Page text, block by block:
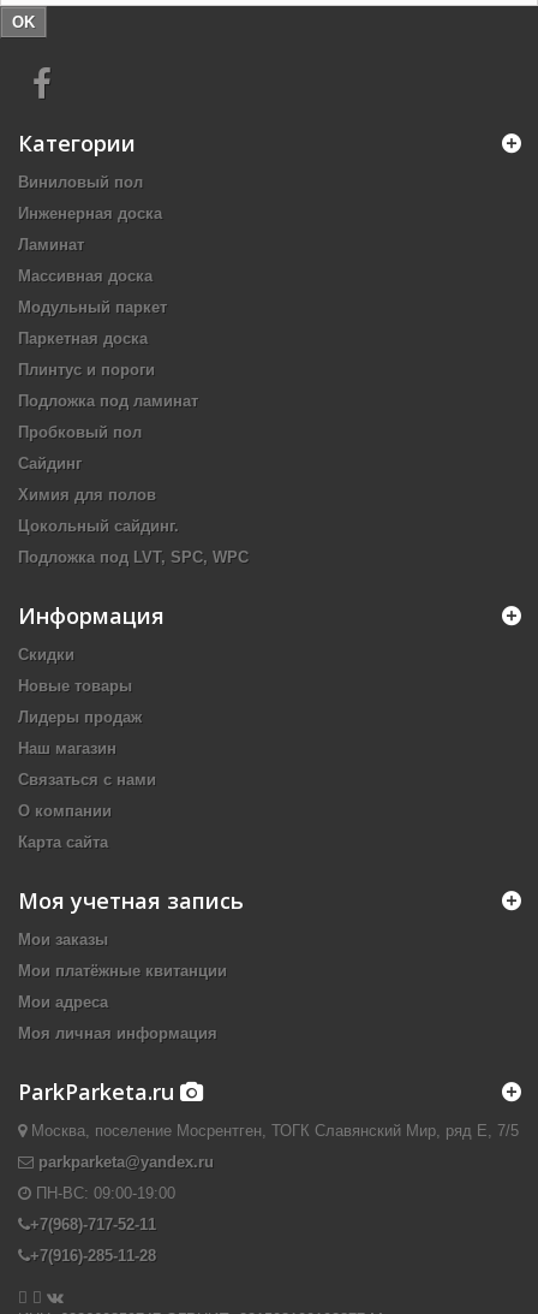
OK
Категории
Виниловый пол
Инженерная доска
Ламинат
Массивная доска
Модульный паркет
Паркетная доска
Плинтус и пороги
Подложка под ламинат
Пробковый пол
Сайдинг
Химия для полов
Цокольный сайдинг.
Подложка под LVT, SPC, WPC
Информация
Скидки
Новые товары
Лидеры продаж
Наш магазин
Связаться с нами
О компании
Карта сайта
Моя учетная запись
Мои заказы
Мои платёжные квитанции
Мои адреса
Моя личная информация
ParkParketa.ru
Москва, поселение Мосрентген, ТОГК Славянский Мир, ряд Е, 7/5
parkparketa@yandex.ru
ПН-ВС: 09:00-19:00
+7(968)-717-52-11
+7(916)-285-11-28
 